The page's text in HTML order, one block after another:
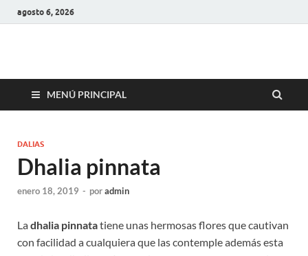
agosto 6, 2026
MENÚ PRINCIPAL
DALIAS
Dhalia pinnata
enero 18, 2019 - poradmin
Ladhalia pinnatatiene unas hermosas flores que cautivan
con facilidad a cualquiera que las contemple además esta